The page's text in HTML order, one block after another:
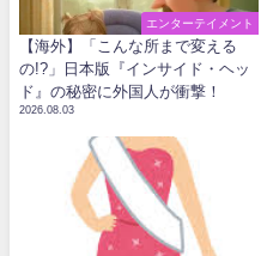
エンターテイメント
【海外】「こんな所まで変える
の!?」日本版『インサイド・ヘッ
ド』の秘密に外国人が衝撃！
2026.08.03